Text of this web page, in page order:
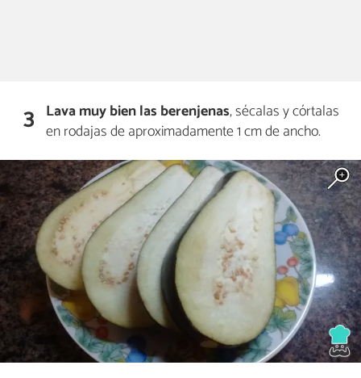
3 Lava muy bien las berenjenas, sécalas y córtalas
en rodajas de aproximadamente 1 cm de ancho.